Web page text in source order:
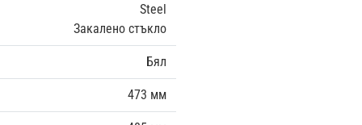
Steel
Закалено стъкло
Бял
473 мм